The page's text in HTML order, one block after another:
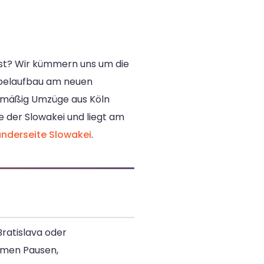
Wir kümmern uns um die
am neuen
Umzüge aus Köln
Slowakei und liegt am
Slowakei.
oder
Pausen,